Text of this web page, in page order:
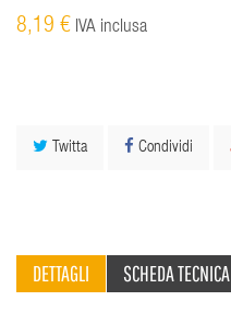
8,19 € IVA inclusa
Twitta Condividi
DETTAGLI SCHEDA TECNICA